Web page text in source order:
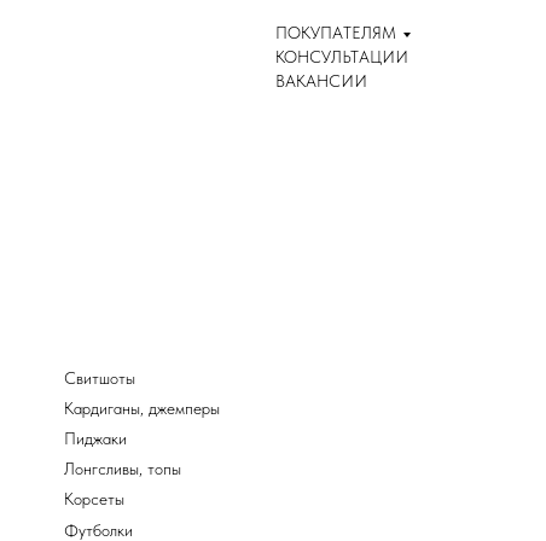
ПОКУПАТЕЛЯМ
КОНСУЛЬТАЦИИ
ВАКАНСИИ
Лонгсливы, топы
Корсеты
Свитшоты
Пиджаки
Футболки
Кардиганы, джемперы